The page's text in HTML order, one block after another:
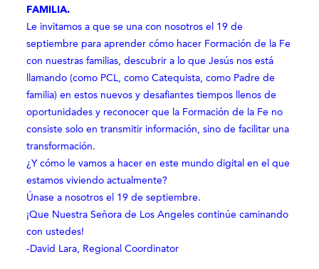
FAMILIA.
Le invitamos a que se una con nosotros el 19 de
septiembre para aprender cómo hacer Formación de la Fe
con nuestras familias, descubrir a lo que Jesús nos está
llamando (como PCL, como Catequista, como Padre de
familia) en estos nuevos y desafiantes tiempos llenos de
oportunidades y reconocer que la Formación de la Fe no
consiste solo en transmitir información, sino de facilitar una
transformación.
¿Y cómo le vamos a hacer en este mundo digital en el que
estamos viviendo actualmente?
Únase a nosotros el 19 de septiembre.
¡Que Nuestra Señora de Los Angeles continúe caminando
con ustedes!
-David Lara, Regional Coordinator